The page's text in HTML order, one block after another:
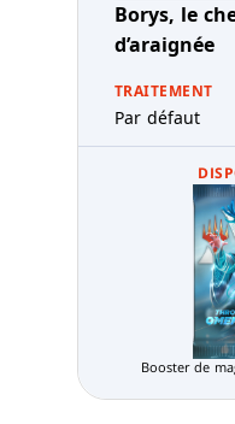
Borys, le
d’araignée
TRAITEMENT
Par défaut
Booster de